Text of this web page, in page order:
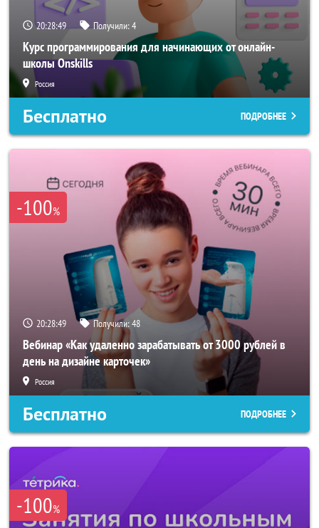
20:28:47 Получили:4
Курс программирования для начинающих от онлайн-
школы Onskills
Россия
Бесплатно ПОДРОБНЕЕ
-100%
20:28:47 Получили:48
Вебинар «Как удаленно зарабатывать от 3000 рублей в
день на дизайне карточек»
Россия
Бесплатно ПОДРОБНЕЕ
-100%